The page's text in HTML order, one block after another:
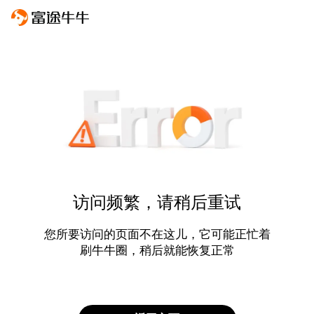
访问频繁，请稍后重试
您所要访问的页面不在这儿，它可能正忙着
刷牛牛圈，稍后就能恢复正常